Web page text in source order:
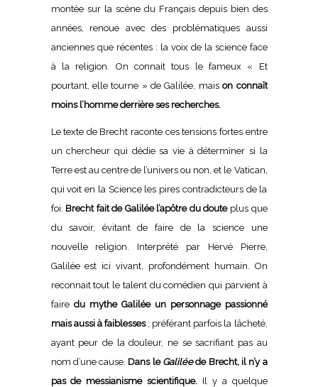
montée sur la scène du Français depuis bien des
années, renoue avec des problématiques aussi
anciennes que récentes : la voix de la science face
à la religion. On connait tous le fameux « Et
pourtant, elle tourne » de Galilée, maison connaît
moins l’homme derrière ses recherches.
Le texte de Brecht raconte ces tensions fortes entre
un chercheur qui dédie sa vie à déterminer si la
Terre est au centre de l’univers ou non, et le Vatican,
qui voit en la Science les pires contradicteurs de la
foi. Brecht fait de Galilée l’apôtre du douteplus que
du savoir, évitant de faire de la science une
nouvelle religion. Interprété par Hervé Pierre,
Galilée est ici vivant, profondément humain. On
reconnait tout le talent du comédien qui parvient à
faire du mythe Galilée un personnage passionné
mais aussi à faiblesses; préférant parfois la lâcheté,
ayant peur de la douleur, ne se sacrifiant pas au
nom d’une cause. Dans le Galiléede Brecht, il n’y a
pas de messianisme scientifique. Il y a quelque